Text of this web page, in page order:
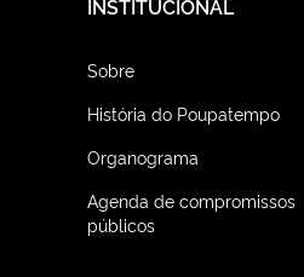
INSTITUCIONAL
Sobre
História do Poupatempo
Organograma
Agenda de compromissos
públicos